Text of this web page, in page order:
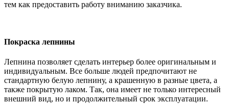
тем как предоставить работу вниманию заказчика.
Покраска лепнины
Лепнина позволяет сделать интерьер более оригинальным и
индивидуальным. Все больше людей предпочитают не
стандартную белую лепнину, а крашенную в разные цвета, а
также покрытую лаком. Так, она имеет не только интересный
внешний вид, но и продолжительный срок эксплуатации.